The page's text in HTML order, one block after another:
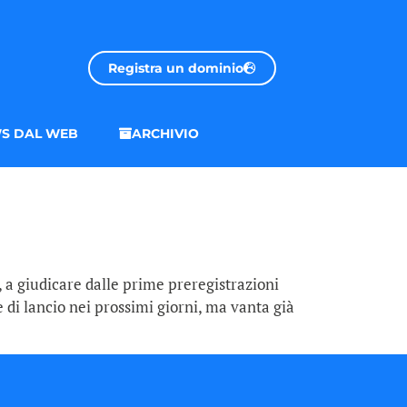
Registra un dominio
DAL WEB ARCHIVIO
a giudicare dalle prime preregistrazioni
di lancio nei prossimi giorni, ma vanta già